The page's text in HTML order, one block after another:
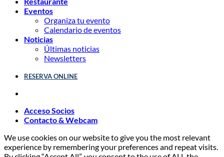
Eventos
Organiza tu evento
Calendario de eventos
Noticias
Últimas noticias
Newsletters
RESERVA ONLINE
Acceso Socios
Contacto & Webcam
We use cookies on our website to give you the most relevant
experience by remembering your preferences and repeat visits.